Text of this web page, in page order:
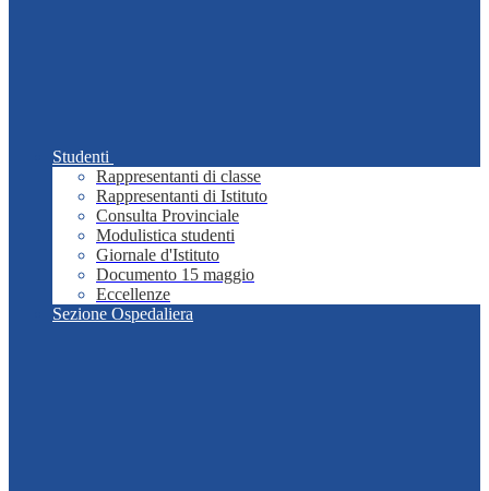
Studenti
Rappresentanti di classe
Rappresentanti di Istituto
Consulta Provinciale
Modulistica studenti
Giornale d'Istituto
Documento 15 maggio
Eccellenze
Sezione Ospedaliera